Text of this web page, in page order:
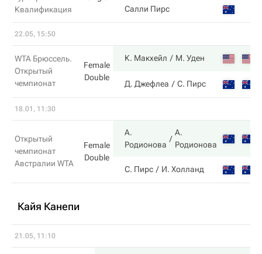
Квалификация
Салли Пирс
22.05, 15:50
WTA Брюссель.
Открытый
чемпионат
Female
Double
К. Макхейл М. Уден
Д. Джефлеа С. Пирс
18.01, 11:30
Открытый
чемпионат
Австралии WTA
Female
Double
А.
Родионова
А.
Родионова
С. Пирс И. Холланд
Кайя Канепи
21.05, 11:10